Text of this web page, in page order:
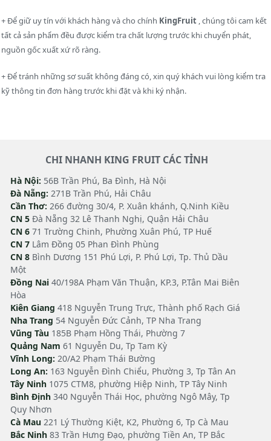
+ Để giữ uy tín với khách hàng và cho chính KingFruit , chúng tôi cam kết
tất cả sản phẩm đều được kiểm tra chất lượng trước khi chuyển phát,
nguồn gốc xuất xứ rõ ràng.
+ Để tránh những sơ suất không đáng có, xin quý khách vui lòng kiểm tra
kỹ thông tin đơn hàng trước khi đặt và khi ký nhận.
CHI NHANH KING FRUIT CÁC TỈNH
Hà Nội: 56B Trần Phú, Ba Đình, Hà Nội
Đà Nẵng: 271B Trần Phú, Hải Châu
Cần Thơ: 266 đường 30/4, P. Xuân khánh, Q.Ninh Kiều
CN 5 Đà Nẵng 32 Lê Thanh Nghị, Quận Hải Châu
CN 6 71 Trường Chinh, Phường Xuân Phú, TP Huế
CN 7 Lâm Đồng 05 Phan Đình Phùng
CN 8 Bình Dương 151 Phú Lợi, P. Phú Lợi, Tp. Thủ Dầu
Một
Đồng Nai 40/198A Phạm Văn Thuận, KP.3, P.Tân Mai Biên
Hòa
Kiên Giang 418 Nguyễn Trung Trực, Thành phố Rạch Giá
Nha Trang 54 Nguyễn Đức Cảnh, TP Nha Trang
Vũng Tàu 185B Phạm Hồng Thái, Phường 7
Quảng Nam 61 Nguyễn Du, Tp Tam Kỳ
Vĩnh Long: 20/A2 Phạm Thái Bường
Long An: 163 Nguyễn Đình Chiểu, Phường 3, Tp Tân An
Tây Ninh 1075 CTM8, phường Hiệp Ninh, TP Tây Ninh
Bình Định 340 Nguyễn Thái Học, phường Ngô Mây, Tp
Quy Nhơn
Cà Mau 221 Lý Thường Kiệt, K2, Phường 6, Tp Cà Mau
Bắc Ninh 83 Trần Hưng Đạo, phường Tiền An, TP Bắc